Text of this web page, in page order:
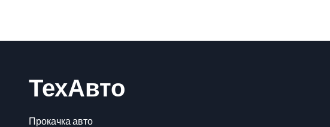
ТехАвто
Прокачка авто